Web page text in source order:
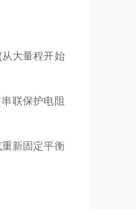
大量程开始
联保护电阻
新固定平衡